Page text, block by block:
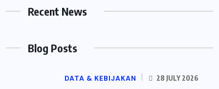
Recent News
Blog Posts
DATA & KEBIJAKAN 28 JULY 2026